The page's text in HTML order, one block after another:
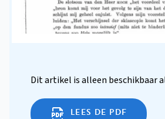
Dit artikel is alleen beschikbaar
LEES DE PDF